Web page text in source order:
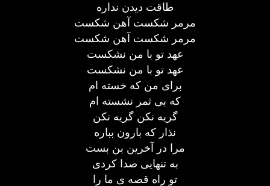
طاقت دیدن نداره
مرمر شکست آهن شکست
مرمر شکست آهن شکست
عهد تو با من نشکست
عهد تو با من نشکست
برای من که خسته ام
که بی ثمر نشسته ام
گریه نکن گریه نکن
نذار که بارون بباره
مرا در آخرین بن بست
به تنهایی صدا کردی
تو راه قصه ی ما را